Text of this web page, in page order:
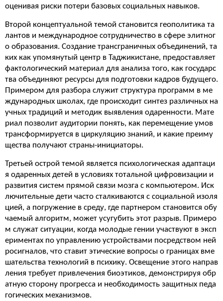
оценивая риски потери базовых социальных навыков.
Второй концептуальной темой становится геополитика та
лантов и международное сотрудничество в сфере элитног
о образования. Создание трансграничных объединений, та
ких как упомянутый центр в Таджикистане, предоставляет
фактологический материал для анализа того, как государс
тва объединяют ресурсы для подготовки кадров будущего.
Примером для разбора служит структура программ в ме
ждународных школах, где происходит синтез различных на
учных традиций и методик выявления одаренности. Мате
риал позволит аудитории понять, как перемещение умов
трансформируется в циркуляцию знаний, и какие преиму
щества получают страны-инициаторы.
Третьей острой темой является психологическая адаптаци
я одаренных детей в условиях тотальной цифровизации и
развития систем прямой связи мозга с компьютером. Иск
лючительные дети часто сталкиваются с социальной изоля
цией, а погружение в среду, где партнером становится обу
чаемый алгоритм, может усугубить этот разрыв. Примеро
м служат ситуации, когда молодые гении участвуют в эксп
ериментах по управлению устройствами посредством ней
росигналов, что ставит этические вопросы о границах вме
шательства технологий в психику. Освещение этого направ
ления требует привлечения биоэтиков, демонстрируя обр
атную сторону прогресса и необходимость защитных педа
гогических механизмов.